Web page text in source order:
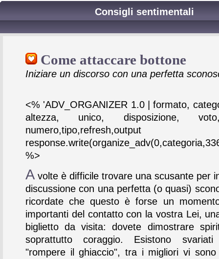
Consigli sentimentali
Come attaccare bottone
Iniziare un discorso con una perfetta
<% 'ADV_ORGANIZER 1.0 | formato,
altezza, unico, disposizione,
numero,tipo,refresh,output
%>
A volte è difficile trovare una scusante per
discussione con una perfetta (o quasi)
ricordate che questo è forse un
importanti del contatto con la vostra Lei,
biglietto da visita: dovete dimostrare
soprattutto coraggio. Esistono
"rompere il ghiaccio", tra i migliori vi sono